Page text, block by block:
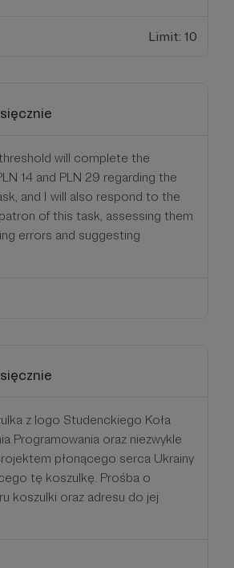
Limit: 10
will complete the
14 and PLN 29 regarding the
and I will also respond to the
of this task, assessing them
errors and suggesting
z logo Studenckiego Koła
Programowania oraz niezwykle
płonącego serca Ukrainy
tę koszulkę. Prośba o
koszulki oraz adresu do jej